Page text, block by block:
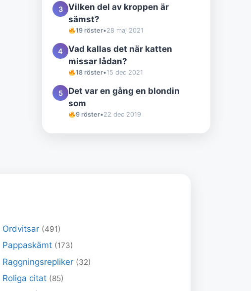
3
Vilken del av kroppen är
sämst?
19 röster•28 maj 2021
4
Vad kallas det när katten
missar lådan?
18 röster•15 dec 2021
5
Det var en gång en blondin
som
9 röster•22 dec 2019
Ordvitsar (491)
Pappaskämt (173)
Raggningsrepliker (32)
Roliga citat (85)